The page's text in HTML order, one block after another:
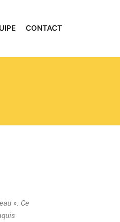
CONTACT
». Ce